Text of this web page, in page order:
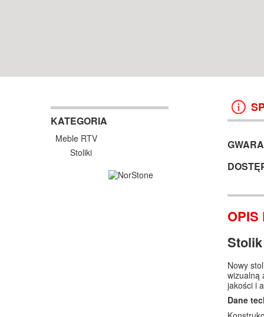
KATEGORIA
Meble RTV
Stoliki
OPIS
Nowy
wizualną
jakości i
Dane